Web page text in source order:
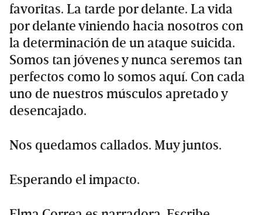
favoritas. La tarde por delante. La vida
por delante viniendo hacia nosotros con
la determinación de un ataque suicida.
Somos tan jóvenes y nunca seremos tan
perfectos como lo somos aquí. Con cada
uno de nuestros músculos apretado y
desencajado.
Nos quedamos callados. Muy juntos.
Esperando el impacto.